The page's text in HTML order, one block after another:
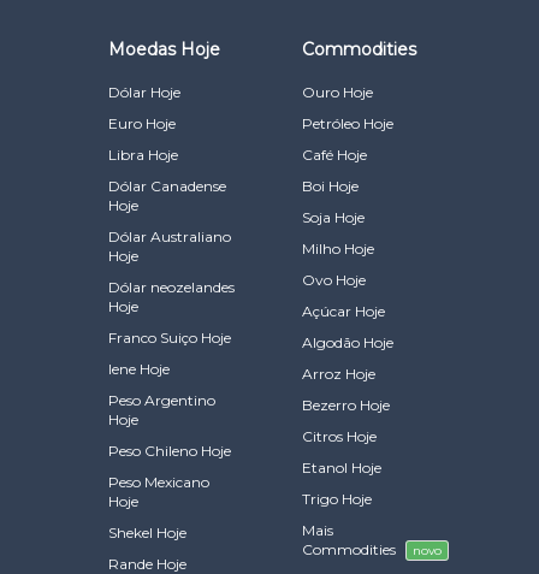
Moedas Hoje
Dólar Hoje
Euro Hoje
Libra Hoje
Dólar Canadense
Hoje
Dólar Australiano
Hoje
Dólar neozelandes
Hoje
Franco Suiço Hoje
Iene Hoje
Peso Argentino
Hoje
Peso Chileno Hoje
Peso Mexicano
Hoje
Shekel Hoje
Rande Hoje
Commodities
Ouro Hoje
Petróleo Hoje
Café Hoje
Boi Hoje
Soja Hoje
Milho Hoje
Ovo Hoje
Açúcar Hoje
Algodão Hoje
Arroz Hoje
Bezerro Hoje
Citros Hoje
Etanol Hoje
Trigo Hoje
Mais
Commodities
novo